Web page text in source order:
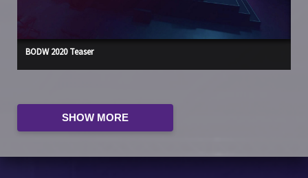
BODW 2020 Teaser
SHOW MORE